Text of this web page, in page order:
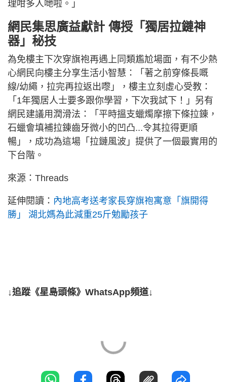
理咁多人哋啦。」
網民集思廣益獻計 傳授「獨居拉鏈神
器」秘技
為免樓主下次穿旗袍再遇上同類尷尬場面，有不少熱
心網民向樓主分享生活小智慧：「著之前穿條長嘅
線/幼繩，拉完再拉返出嚟」，樓主立刻虛心受教：
「1年獨居人士要多跟你學習，下次我試下！」另有
網民建議用潤滑法：「平時搵支蠟燭摩擦下條拉錬，
石蠟會填補拉錬齒牙微小的凹凸...令其拉得更順
暢」，成功為這場「拉鏈風波」提供了一個最實用的
下台階。
來源：Threads
延伸閱讀： 內地高考送考家長穿旗袍寓意「旗開得
勝」 湖北媽為此減重25斤勉勵孩子
↓追蹤《星島頭條》WhatsApp頻道↓